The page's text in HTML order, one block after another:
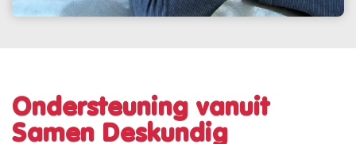
Ondersteuning vanuit
Samen Deskundig